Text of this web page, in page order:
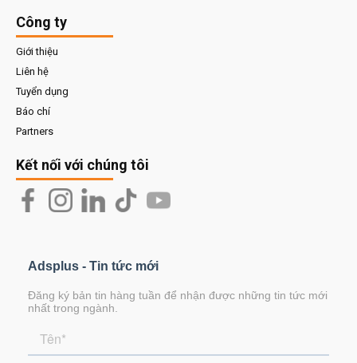
Công ty
Giới thiệu
Liên hệ
Tuyển dụng
Báo chí
Partners
Kết nối với chúng tôi